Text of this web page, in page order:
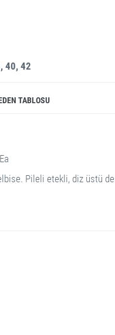
40, 42
TABLOSU
Pileli etekli, diz üstü